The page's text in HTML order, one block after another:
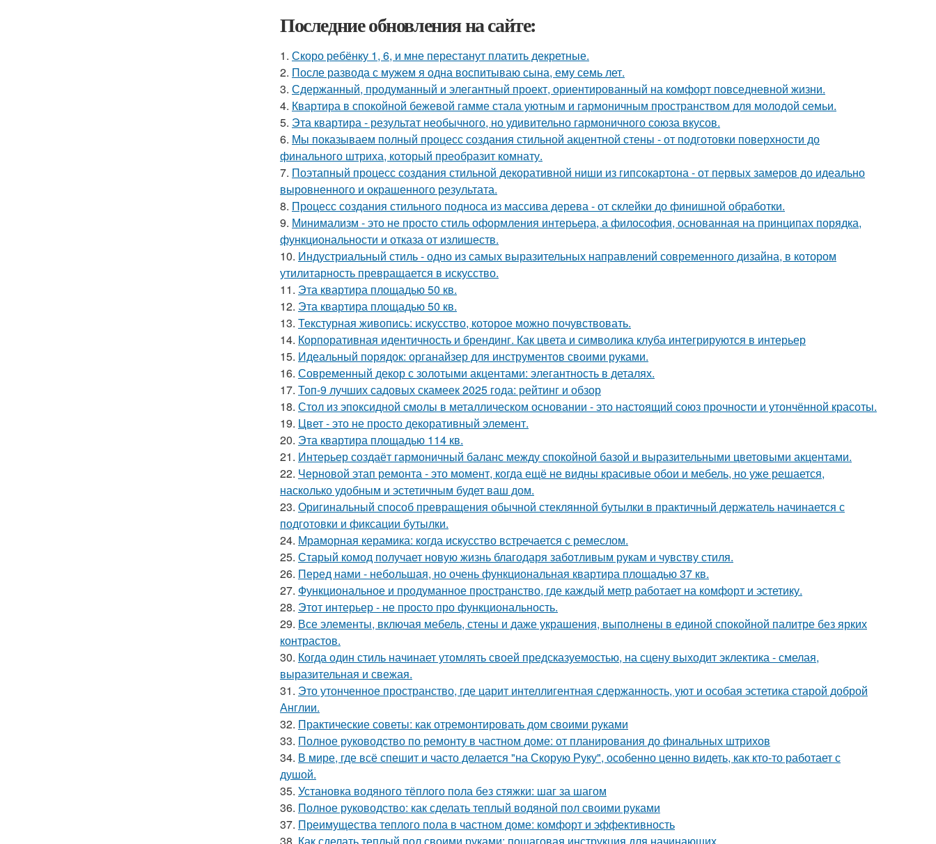
Последние обновления на сайте:
1. Скоро ребёнку 1, 6, и мне перестанут платить декретные.
2. После развода с мужем я одна воспитываю сына, ему семь лет.
3. Сдержанный, продуманный и элегантный проект, ориентированный на комфорт повседневной жизни.
4. Квартира в спокойной бежевой гамме стала уютным и гармоничным пространством для молодой семьи.
5. Эта квартира - результат необычного, но удивительно гармоничного союза вкусов.
6. Мы показываем полный процесс создания стильной акцентной стены - от подготовки поверхности до
финального штриха, который преобразит комнату.
7. Поэтапный процесс создания стильной декоративной ниши из гипсокартона - от первых замеров до идеально
выровненного и окрашенного результата.
8. Процесс создания стильного подноса из массива дерева - от склейки до финишной обработки.
9. Минимализм - это не просто стиль оформления интерьера, а философия, основанная на принципах порядка,
функциональности и отказа от излишеств.
10. Индустриальный стиль - одно из самых выразительных направлений современного дизайна, в котором
утилитарность превращается в искусство.
11. Эта квартира площадью 50 кв.
12. Эта квартира площадью 50 кв.
13. Текстурная живопись: искусство, которое можно почувствовать.
14. Корпоративная идентичность и брендинг. Как цвета и символика клуба интегрируются в интерьер
15. Идеальный порядок: органайзер для инструментов своими руками.
16. Современный декор с золотыми акцентами: элегантность в деталях.
17. Топ-9 лучших садовых скамеек 2025 года: рейтинг и обзор
18. Стол из эпоксидной смолы в металлическом основании - это настоящий союз прочности и утончённой красоты.
19. Цвет - это не просто декоративный элемент.
20. Эта квартира площадью 114 кв.
21. Интерьер создаёт гармоничный баланс между спокойной базой и выразительными цветовыми акцентами.
22. Черновой этап ремонта - это момент, когда ещё не видны красивые обои и мебель, но уже решается,
насколько удобным и эстетичным будет ваш дом.
23. Оригинальный способ превращения обычной стеклянной бутылки в практичный держатель начинается с
подготовки и фиксации бутылки.
24. Мраморная керамика: когда искусство встречается с ремеслом.
25. Старый комод получает новую жизнь благодаря заботливым рукам и чувству стиля.
26. Перед нами - небольшая, но очень функциональная квартира площадью 37 кв.
27. Функциональное и продуманное пространство, где каждый метр работает на комфорт и эстетику.
28. Этот интерьер - не просто про функциональность.
29. Все элементы, включая мебель, стены и даже украшения, выполнены в единой спокойной палитре без ярких
контрастов.
30. Когда один стиль начинает утомлять своей предсказуемостью, на сцену выходит эклектика - смелая,
выразительная и свежая.
31. Это утонченное пространство, где царит интеллигентная сдержанность, уют и особая эстетика старой доброй
Англии.
32. Практические советы: как отремонтировать дом своими руками
33. Полное руководство по ремонту в частном доме: от планирования до финальных штрихов
34. В мире, где всё спешит и часто делается "на Скорую Руку", особенно ценно видеть, как кто-то работает с
душой.
35. Установка водяного тёплого пола без стяжки: шаг за шагом
36. Полное руководство: как сделать теплый водяной пол своими руками
37. Преимущества теплого пола в частном доме: комфорт и эффективность